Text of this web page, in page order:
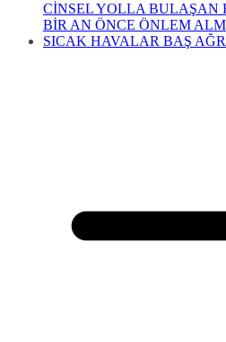
CİNSEL YOLLA
BİR AN ÖNCE ÖNLEM
SICAK HAVALAR BAŞ